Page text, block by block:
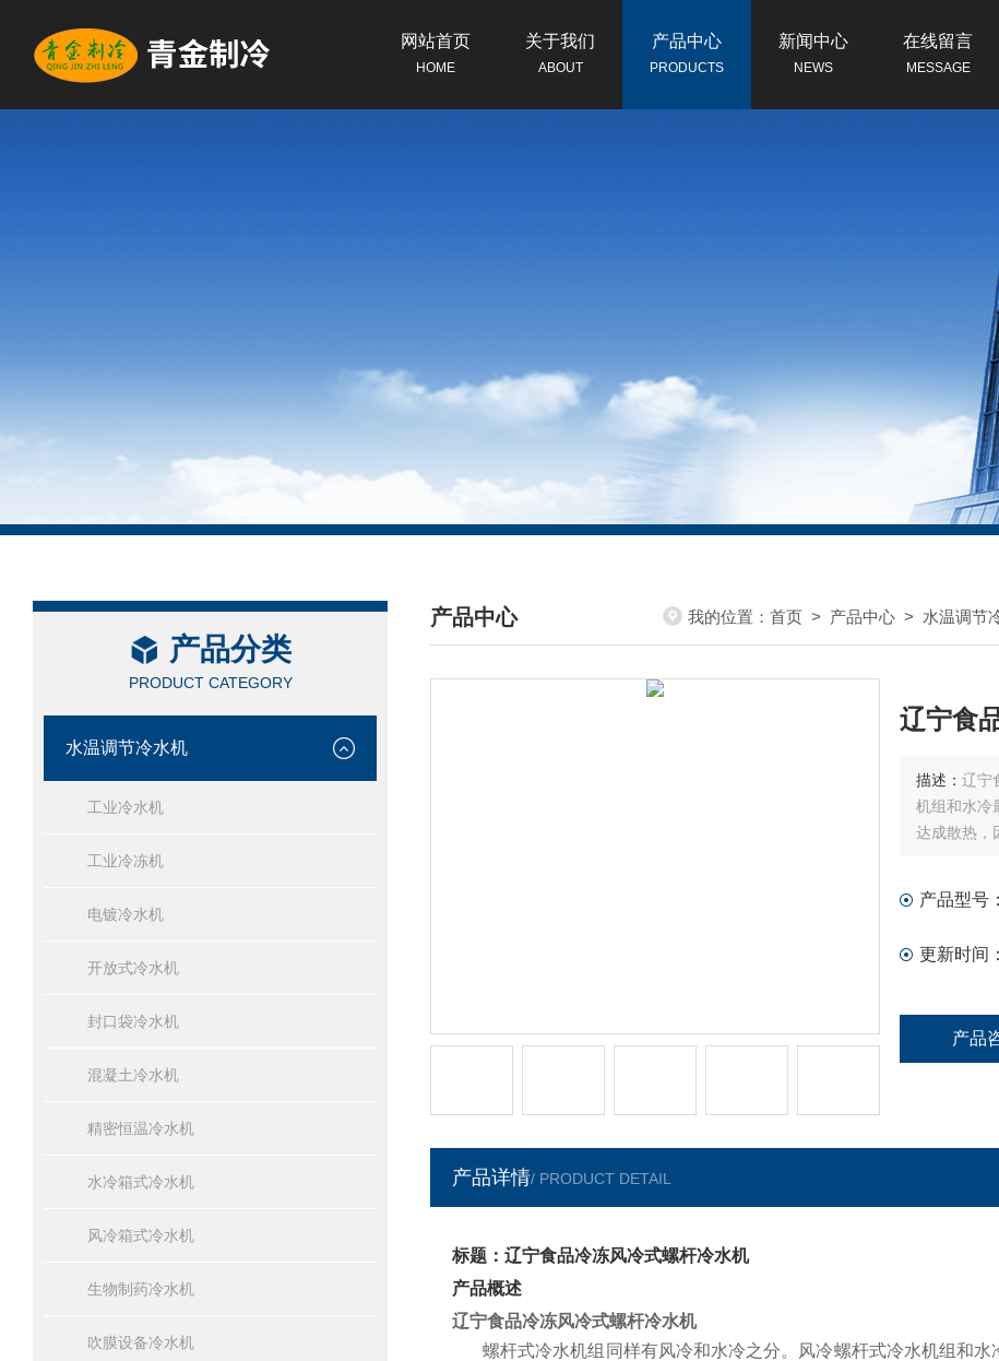
网站首页
HOME
关于我们
ABOUT
产品中心
PRODUCTS
新闻中心
NEWS
在线留言
MESSAGE
产品分类
PRODUCT CATEGORY
水温调节冷水机
工业冷水机
工业冷冻机
电镀冷水机
开放式冷水机
封口袋冷水机
混凝土冷水机
精密恒温冷水机
水冷箱式冷水机
风冷箱式冷水机
生物制药冷水机
吹膜设备冷水机
产品中心
/ PRODUCTS CENTER
我的位置： 首页 > 产品中心 > 水温调节
辽宁食
描述： 辽宁
机组和水冷
达成散热，
产品型号：
更新时间：
产品
产品详情/ PRODUCT DETAIL
标题：辽宁食品冷冻风冷式螺杆冷水机
产品概述
辽宁食品冷冻风冷式螺杆冷水机
螺杆式冷水机组同样有风冷和水冷之分。风冷螺杆式冷水机组和